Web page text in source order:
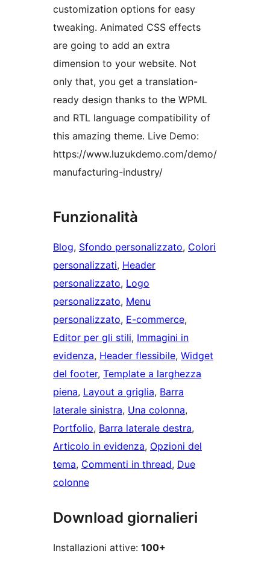
customization options for easy
tweaking. Animated CSS effects
are going to add an extra
dimension to your website. Not
only that, you get a translation-
ready design thanks to the WPML
and RTL language compatibility of
this amazing theme. Live Demo:
https://www.luzukdemo.com/demo/
manufacturing-industry/
Funzionalità
Blog, Sfondo personalizzato, Colori
personalizzati, Header
personalizzato, Logo
personalizzato, Menu
personalizzato, E-commerce
Editor per gli stili, Immagini in
evidenza, Header flessibile, Widget
del footer, Template a larghezza
piena, Layout a griglia, Barra
laterale sinistra, Una colonna
Portfolio, Barra laterale destra
Articolo in evidenza, Opzioni del
tema, Commenti in thread, Due
colonne
Download giornalieri
Installazioni attive: 100+